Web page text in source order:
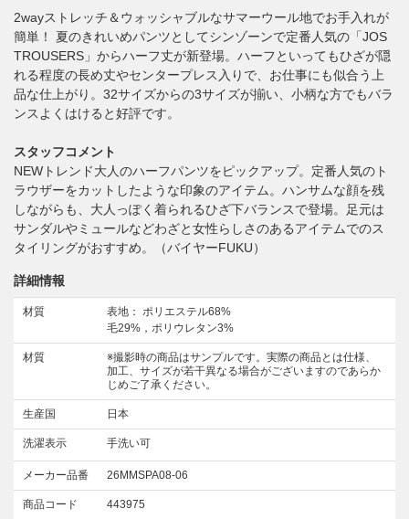
2wayストレッチ＆ウォッシャブルなサマーウール地でお手入れが
簡単！ 夏のきれいめパンツとしてシンゾーンで定番人気の「JOS
TROUSERS」からハーフ丈が新登場。ハーフといってもひざが隠
れる程度の長め丈やセンタープレス入りで、お仕事にも似合う上
品な仕上がり。32サイズからの3サイズが揃い、小柄な方でもバラ
ンスよくはけると好評です。
スタッフコメント
NEWトレンド大人のハーフパンツをピックアップ。定番人気のト
ラウザーをカットしたような印象のアイテム。ハンサムな顔を残
しながらも、大人っぽく着られるひざ下バランスで登場。足元は
サンダルやミュールなどわざと女性らしさのあるアイテムでのス
タイリングがおすすめ。（バイヤーFUKU）
詳細情報
材質
表地： ポリエステル68%
毛29%，ポリウレタン3%
材質
※撮影時の商品はサンプルです。実際の商品とは仕様、
加工、サイズが若干異なる場合がございますのであらか
じめご了承ください。
生産国 日本
洗濯表示 手洗い可
メーカー品番 26MMSPA08-06
商品コード 443975